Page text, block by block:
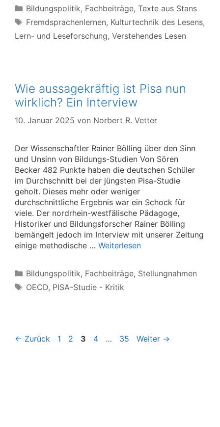
Kategorien
Bildungspolitik, Fachbeiträge, Texte aus Stans
Schlagwörter
Fremdsprachenlernen, Kulturtechnik des Lesens,
Lern- und Leseforschung, Verstehendes Lesen
Wie aussagekräftig ist Pisa nun
wirklich? Ein Interview
10. Januar 2025 von Norbert R. Vetter
Der Wissenschaftler Rainer Bölling über den Sinn
und Unsinn von Bildungs-Studien Von Sören
Becker 482 Punkte haben die deutschen Schüler
im Durchschnitt bei der jüngsten Pisa-Studie
geholt. Dieses mehr oder weniger
durchschnittliche Ergebnis war ein Schock für
viele. Der nordrhein-westfälische Pädagoge,
Historiker und Bildungsforscher Rainer Bölling
bemängelt jedoch im Interview mit unserer Zeitung
einige methodische … Weiterlesen
Kategorien
Bildungspolitik, Fachbeiträge, Stellungnahmen
Schlagwörter
OECD, PISA-Studie - Kritik
← Zurück Seite
1 Seite
2 Seite
3 Seite
4 … Seite
35 Weiter →